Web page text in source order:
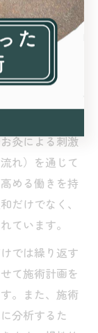
バランス
説
を活かして根
灸による刺激
れ）を通じて
める働きを持
だけでなく、
ています。
では繰り返す
て施術計画を
。また、施術
分析するた